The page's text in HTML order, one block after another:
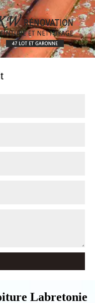
Labretonie